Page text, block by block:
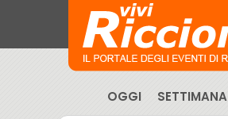
OGGI SETTIMANA